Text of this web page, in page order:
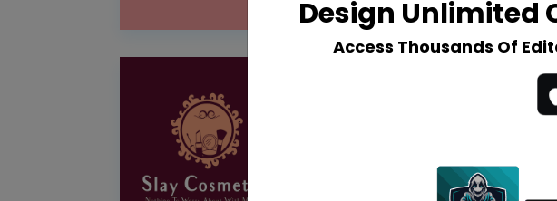
Design Unlimited
Access Thousands Of